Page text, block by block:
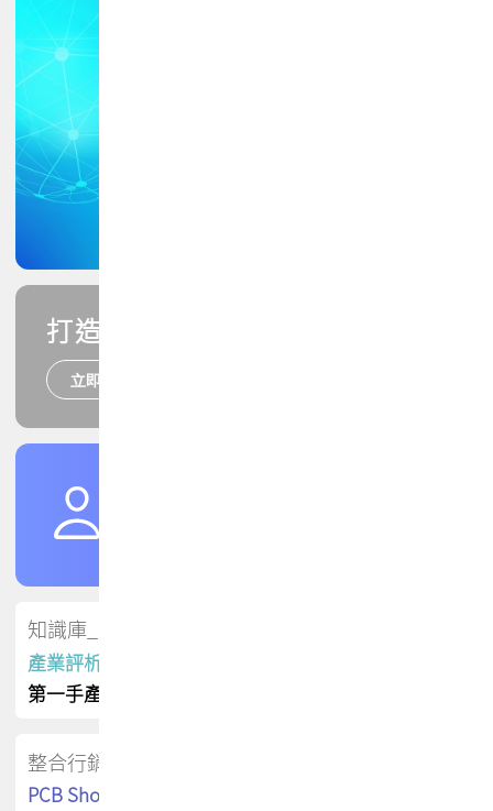
打造您的PCB專業技能
立即報名
知識庫_會員專屬
產業評析報告
第一手產業資訊
整合行銷
PCB Shop 採購指南